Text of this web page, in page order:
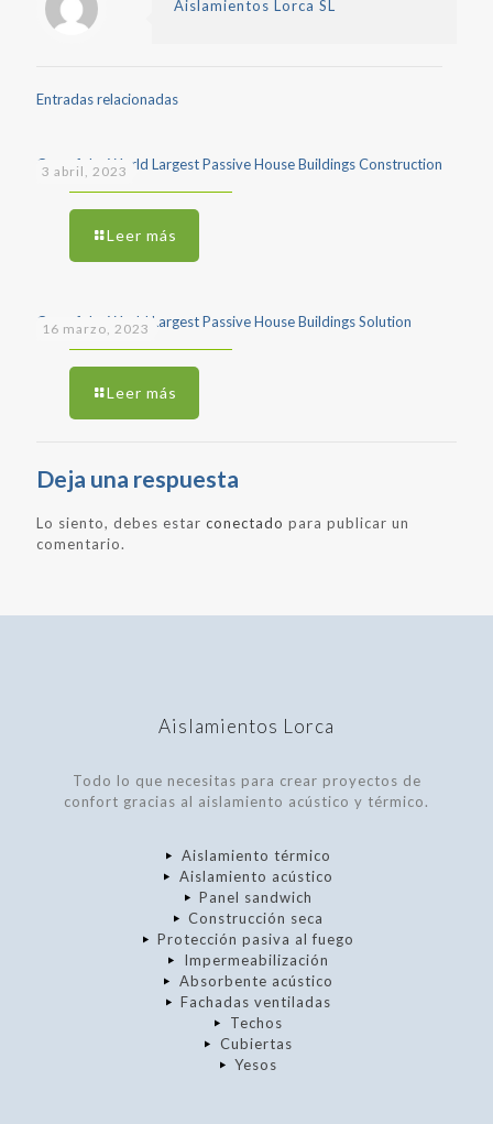
Aislamientos Lorca SL
Entradas relacionadas
3 abril, 2023
One of the World Largest Passive House Buildings Construction
Leer más
16 marzo, 2023
One of the World Largest Passive House Buildings Solution
Leer más
Deja una respuesta
Lo siento, debes estar conectado para publicar un
comentario.
Aislamientos Lorca
Todo lo que necesitas para crear proyectos de
confort gracias al aislamiento acústico y térmico.
Aislamiento térmico
Aislamiento acústico
Panel sandwich
Construcción seca
Protección pasiva al fuego
Impermeabilización
Absorbente acústico
Fachadas ventiladas
Techos
Cubiertas
Yesos